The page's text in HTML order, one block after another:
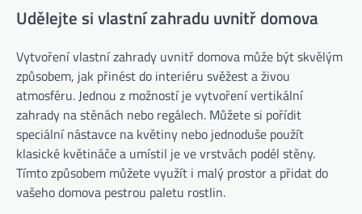
Udělejte si vlastní zahradu uvnitř domova
Vytvoření vlastní zahrady uvnitř domova může být skvělým
způsobem, jak přinést do interiéru svěžest a živou
atmosféru. Jednou z možností je vytvoření vertikální
zahrady na stěnách nebo regálech. Můžete si pořídit
speciální nástavce na květiny nebo jednoduše použít
klasické květináče a umístil je ve vrstvách podél stěny.
Tímto způsobem můžete využít i malý prostor a přidat do
vašeho domova pestrou paletu rostlin.